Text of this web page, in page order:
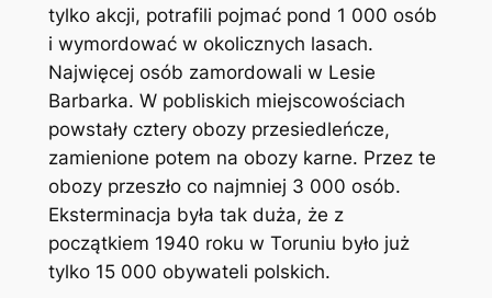
tylko akcji, potrafili pojmać pond 1 000 osób
i wymordować w okolicznych lasach.
Najwięcej osób zamordowali w Lesie
Barbarka. W pobliskich miejscowościach
powstały cztery obozy przesiedleńcze,
zamienione potem na obozy karne. Przez te
obozy przeszło co najmniej 3 000 osób.
Eksterminacja była tak duża, że z
początkiem 1940 roku w Toruniu było już
tylko 15 000 obywateli polskich.